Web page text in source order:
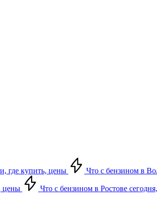
где купить, цены Что с бензином в
цены Что с бензином в Ростове